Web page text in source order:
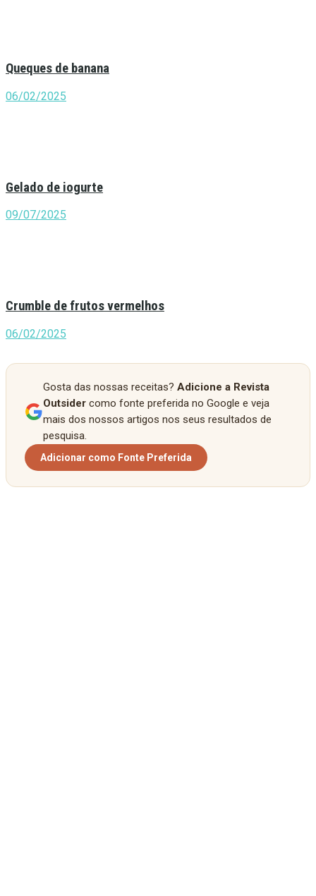
Queques de banana
06/02/2025
Gelado de iogurte
09/07/2025
Crumble de frutos vermelhos
06/02/2025
Gosta das nossas receitas? Adicione a Revista
Outsider como fonte preferida no Google e veja
mais dos nossos artigos nos seus resultados de
pesquisa.
Adicionar como Fonte Preferida